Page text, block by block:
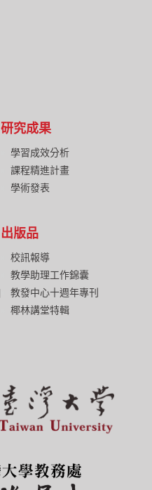
研究成果
學習成效分析
課程精進計畫
學術發表
出版品
校訊報導
教學助理工作錦囊
教發中心十週年專刊
椰林講堂特輯